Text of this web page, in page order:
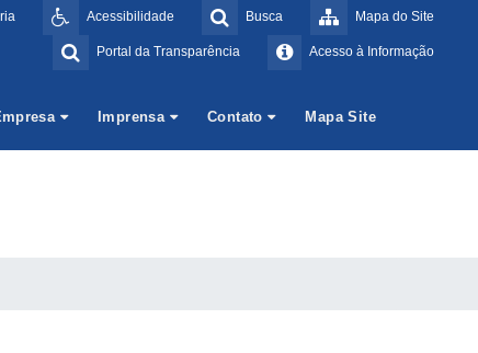
Mapa do Site
Busca
Acessibilidade
Acesso à Informação
Portal da Transparência
Imprensa Contato Mapa Site